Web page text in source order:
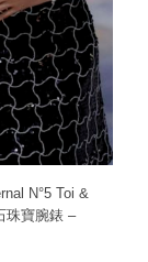
N°5 Toi &
珠寶腕錶 –